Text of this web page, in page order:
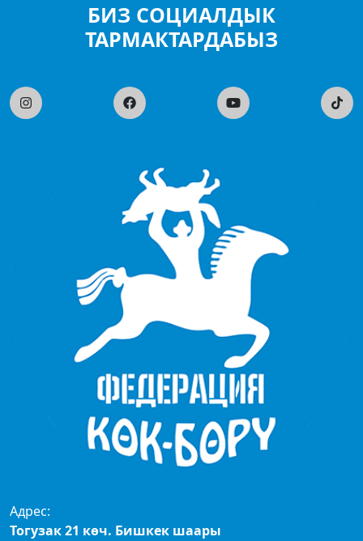
БИЗ СОЦИАЛДЫК
ТАРМАКТАРДАБЫЗ
Адрес:
Тогузак 21 көч. Бишкек шаары